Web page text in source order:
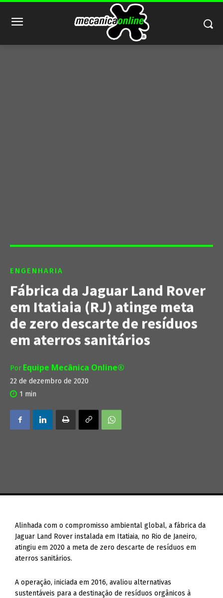
ENGENHARIA
Fábrica da Jaguar Land Rover
em Itatiaia (RJ) atinge meta
de zero descarte de resíduos
em aterros sanitários
Por Equipe Mecânica Online®
22 de dezembro de 2020
1 min
Alinhada com o compromisso ambiental global, a fábrica da
Jaguar Land Rover instalada em Itatiaia, no Rio de Janeiro,
atingiu em 2020 a meta de zero descarte de resíduos em
aterros sanitários.
A operação, iniciada em 2016, avaliou alternativas
sustentáveis para a destinação de resíduos orgânicos à